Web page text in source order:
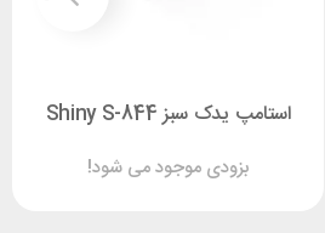
استامپ یدک سبز Shiny S-844
بزودی موجود می شود!